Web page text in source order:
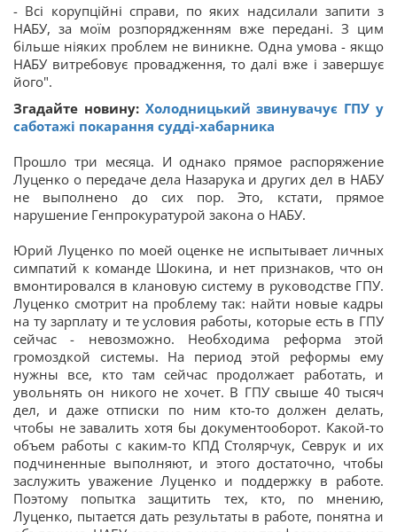
- Всі корупційні справи, по яких надсилали запити з
НАБУ, за моїм розпорядженням вже передані. З цим
більше ніяких проблем не виникне. Одна умова - якщо
НАБУ витребовує провадження, то далі вже і завершує
його".
Згадайте новину: Холодницький звинувачує ГПУ у
саботажі покарання судді-хабарника
Прошло три месяца. И однако прямое распоряжение
Луценко о передаче дела Назарука и других дел в НАБУ
не выполнено до сих пор. Это, кстати, прямое
нарушение Генпрокуратурой закона о НАБУ.
Юрий Луценко по моей оценке не испытывает личных
симпатий к команде Шокина, и нет признаков, что он
вмонтировался в клановую систему в руководстве ГПУ.
Луценко смотрит на проблему так: найти новые кадры
на ту зарплату и те условия работы, которые есть в ГПУ
сейчас - невозможно. Необходима реформа этой
громоздкой системы. На период этой реформы ему
нужны все, кто там сейчас продолжает работать, и
увольнять он никого не хочет. В ГПУ свыше 40 тысяч
дел, и даже отписки по ним кто-то должен делать,
чтобы не завалить хотя бы документооборот. Какой-то
объем работы с каким-то КПД Столярчук, Севрук и их
подчиненные выполняют, и этого достаточно, чтобы
заслужить уважение Луценко и поддержку в работе.
Поэтому попытка защитить тех, кто, по мнению,
Луценко, пытается дать результаты в работе, понятна и